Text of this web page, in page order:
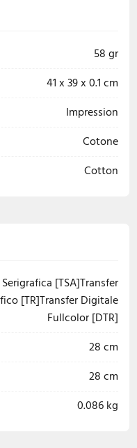
58 gr
41 x 39 x 0.1 cm
Impression
Cotone
Cotton
[TSA]Transfer
[TR]Transfer Digitale
Fullcolor [DTR]
28 cm
28 cm
0.086 kg